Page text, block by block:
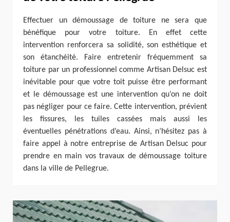
Effectuer un démoussage de toiture ne sera que
bénéfique pour votre toiture. En effet cette
intervention renforcera sa solidité, son esthétique et
son étanchéité. Faire entretenir fréquemment sa
toiture par un professionnel comme Artisan Delsuc est
inévitable pour que votre toit puisse être performant
et le démoussage est une intervention qu’on ne doit
pas négliger pour ce faire. Cette intervention, prévient
les fissures, les tuiles cassées mais aussi les
éventuelles pénétrations d’eau. Ainsi, n’hésitez pas à
faire appel à notre entreprise de Artisan Delsuc pour
prendre en main vos travaux de démoussage toiture
dans la ville de Pellegrue.